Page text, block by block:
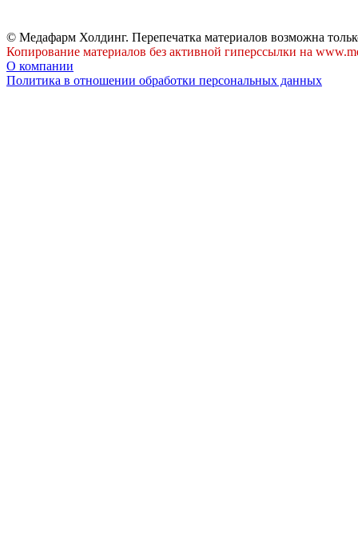
© Медафарм Холдинг. Перепечатка материалов возможна
Копирование материалов без активной гиперссылки на
О компании
Политика в отношении обработки персональных данных